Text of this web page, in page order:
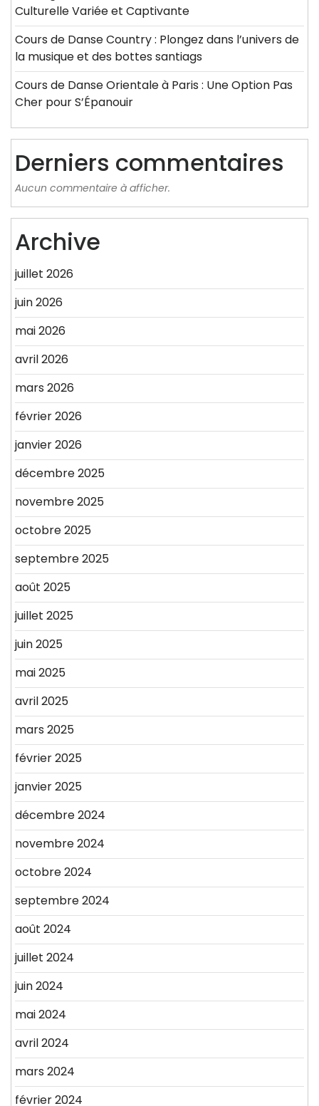
Culturelle Variée et Captivante
Cours de Danse Country : Plongez dans l’univers de
la musique et des bottes santiags
Cours de Danse Orientale à Paris : Une Option Pas
Cher pour S’Épanouir
Derniers commentaires
Aucun commentaire à afficher.
Archive
juillet 2026
juin 2026
mai 2026
avril 2026
mars 2026
février 2026
janvier 2026
décembre 2025
novembre 2025
octobre 2025
septembre 2025
août 2025
juillet 2025
juin 2025
mai 2025
avril 2025
mars 2025
février 2025
janvier 2025
décembre 2024
novembre 2024
octobre 2024
septembre 2024
août 2024
juillet 2024
juin 2024
mai 2024
avril 2024
mars 2024
février 2024